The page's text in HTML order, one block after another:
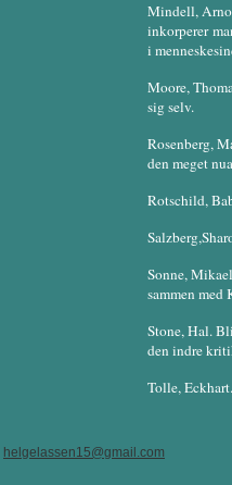
Mindell,
inkorperer
i
Moore,
sig selv.
Rosenberg,
den meget
Rotschild,
Sonne,
sammen
Stone, Hal.
den indre
Tolle,
helgelassen15@gmail.com